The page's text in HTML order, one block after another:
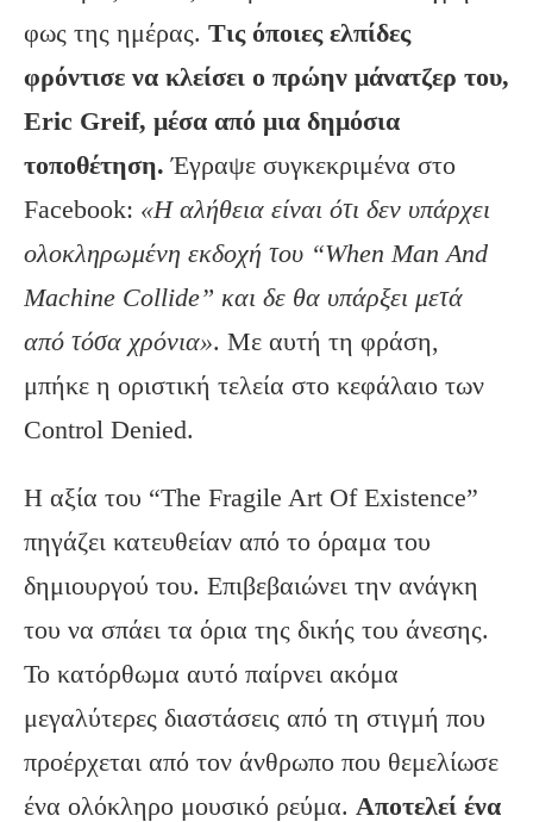
φως της ημέρας. Τις όποιες ελπίδες
φρόντισε να κλείσει ο πρώην μάνατζερ του,
Eric Greif, μέσα από μια δημόσια
τοποθέτηση. Έγραψε συγκεκριμένα στο
Facebook: «Η αλήθεια είναι ότι δεν υπάρχει
ολοκληρωμένη εκδοχή του “When Man And
Machine Collide” και δε θα υπάρξει μετά
από τόσα χρόνια». Με αυτή τη φράση,
μπήκε η οριστική τελεία στο κεφάλαιο των
Control Denied.
Η αξία του “The Fragile Art Of Existence”
πηγάζει κατευθείαν από το όραμα του
δημιουργού του. Επιβεβαιώνει την ανάγκη
του να σπάει τα όρια της δικής του άνεσης.
Το κατόρθωμα αυτό παίρνει ακόμα
μεγαλύτερες διαστάσεις από τη στιγμή που
προέρχεται από τον άνθρωπο που θεμελίωσε
ένα ολόκληρο μουσικό ρεύμα. Αποτελεί ένα